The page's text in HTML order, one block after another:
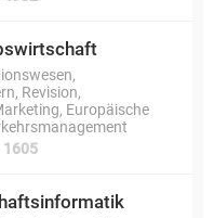
Revision,
Europäische
1605